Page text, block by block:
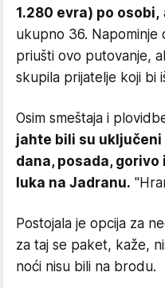
1.280 evra) po osobi,
ukupno 36. Napominje
priušti ovo putovanje,
skupila prijatelje koji bi
Osim smeštaja i
jahte bili su
dana, posada,
luka na Jadranu.
Postojala je opcija za
za taj se paket, kaže,
noći nisu bili na brodu.